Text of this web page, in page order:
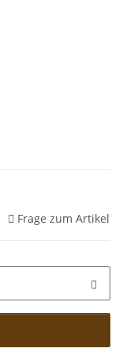
Frage zum Artikel